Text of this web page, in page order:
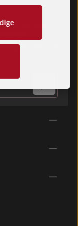
als einer
rund um
sind